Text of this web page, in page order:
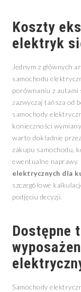
Koszty
elektryk
Jednym z głównych
samochodu
porównaniu z autami
zazwyczaj tańsza od
samochody
konieczności
warto dokładnie
zakupu samochodu,
ewentualne naprawy.
elektrycznych dla
szczegółowe
podjęciu decyzji.
Dostępne
Samochody